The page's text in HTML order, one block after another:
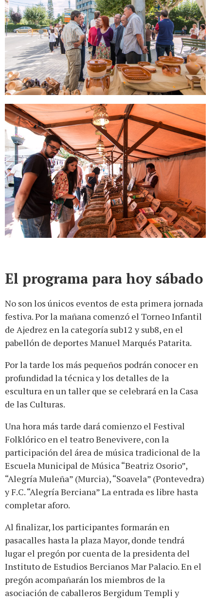
El programa para hoy sábado
No son los únicos eventos de esta primera jornada
festiva. Por la mañana comenzó el Torneo Infantil
de Ajedrez en la categoría sub12 y sub8, en el
pabellón de deportes Manuel Marqués Patarita.
Por la tarde los más pequeños podrán conocer en
profundidad la técnica y los detalles de la
escultura en un taller que se celebrará en la Casa
de las Culturas.
Una hora más tarde dará comienzo el Festival
Folklórico en el teatro Benevivere, con la
participación del área de música tradicional de la
Escuela Municipal de Música “Beatriz Osorio”,
“Alegría Muleña” (Murcia), “Soavela” (Pontevedra)
y F.C. “Alegría Berciana” La entrada es libre hasta
completar aforo.
Al finalizar, los participantes formarán en
pasacalles hasta la plaza Mayor, donde tendrá
lugar el pregón por cuenta de la presidenta del
Instituto de Estudios Bercianos Mar Palacio. En el
pregón acompañarán los miembros de la
asociación de caballeros Bergidum Templi y